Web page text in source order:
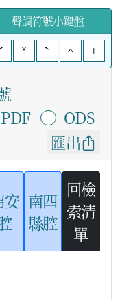
聲調符號小鍵盤
ˇ ˋ ^ +
PDF
ODS
匯出
安 南四
縣腔
回檢
索清
單